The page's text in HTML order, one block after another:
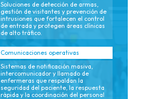
Soluciones de detección de armas,
gestión de visitantes y prevención de
intrusiones que fortalecen el control
de entrada y protegen áreas clínicas
de alto tráfico.
Comunicaciones operativas
Sistemas de notificación masiva,
intercomunicador y llamado de
enfermeras que respaldan la
seguridad del paciente, la respuesta
rápida y la coordinación del personal